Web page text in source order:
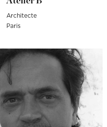
Architecte
Paris